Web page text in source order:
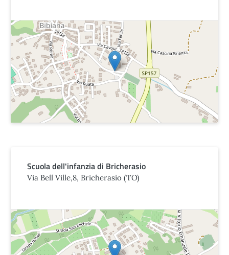
Scuola dell'infanzia di Bricherasio
Via Bell Ville,8, Bricherasio (TO)